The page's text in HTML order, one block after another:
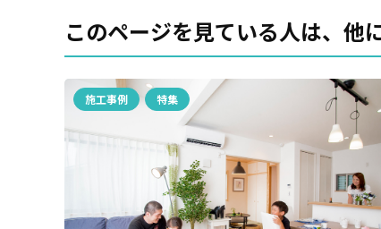
このページを見ている人は、 他
施工事例 特集